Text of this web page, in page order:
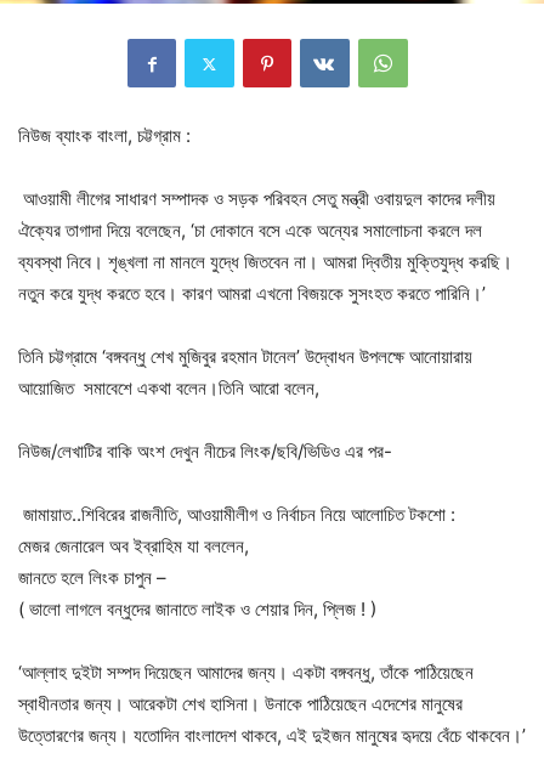
নিউজ ব্যাংক বাংলা, চট্টগ্রাম :
আওয়ামী লীগের সাধারণ সম্পাদক ও সড়ক পরিবহন সেতু মন্ত্রী ওবায়দুল কাদের দলীয়
ঐক্যের তাগাদা দিয়ে বলেছেন, ‘চা দোকানে বসে একে অন্যের সমালোচনা করলে দল
ব্যবস্থা নিবে। শৃঙ্খলা না মানলে যুদ্ধে জিতবেন না। আমরা দ্বিতীয় মুক্তিযুদ্ধ করছি।
নতুন করে যুদ্ধ করতে হবে। কারণ আমরা এখনো বিজয়কে সুসংহত করতে পারিনি।’
তিনি চট্টগ্রামে ‘বঙ্গবন্ধু শেখ মুজিবুর রহমান টানেল’ উদ্বোধন উপলক্ষে আনোয়ারায়
আয়োজিত সমাবেশে একথা বলেন।‌তিনি আরো বলেন,
নিউজ/লেখাটির বাকি অংশ দেখুন নীচের লিংক/ছবি/ভিডিও এর পর-
জামায়াত..শিবিরের রাজনীতি, আওয়ামীলীগ ও নির্বাচন নিয়ে আলোচিত টকশো :
মেজর জেনারেল অব ইব্রাহিম যা বললেন,
জানতে হলে লিংক চাপুন –
( ভালো লাগলে বন্ধুদের জানাতে লাইক ও শেয়ার দিন, প্লিজ ! )
‘আল্লাহ দুইটা সম্পদ দিয়েছেন আমাদের জন্য। একটা বঙ্গবন্ধু, তাঁকে পাঠিয়েছেন
স্বাধীনতার জন্য। আরেকটা শেখ হাসিনা। উনাকে পাঠিয়েছেন এদেশের মানুষের
উত্তোরণের জন্য। যতোদিন বাংলাদেশ থাকবে, এই দুইজন মানুষের হৃদয়ে বেঁচে থাকবেন।’